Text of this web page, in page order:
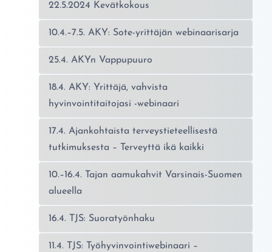
22.5.2024 Kevätkokous
10.4.–7.5. AKY: Sote-yrittäjän webinaarisarja
25.4. AKYn Vappupuuro
18.4. AKY: Yrittäjä, vahvista
hyvinvointitaitojasi -webinaari
17.4. Ajankohtaista terveystieteellisestä
tutkimuksesta – Terveyttä ikä kaikki
10.–16.4. Tajan aamukahvit Varsinais-Suomen
alueella
16.4. TJS: Suoratyönhaku
11.4. TJS: Työhyvinvointiwebinaari –